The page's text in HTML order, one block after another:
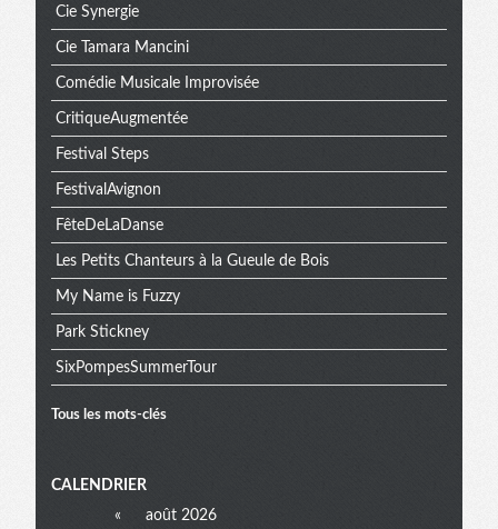
Cie Synergie
Cie Tamara Mancini
Comédie Musicale Improvisée
CritiqueAugmentée
Festival Steps
FestivalAvignon
FêteDeLaDanse
Les Petits Chanteurs à la Gueule de Bois
My Name is Fuzzy
Park Stickney
SixPompesSummerTour
Tous les mots-clés
Menu
CALENDRIER
«
août 2026